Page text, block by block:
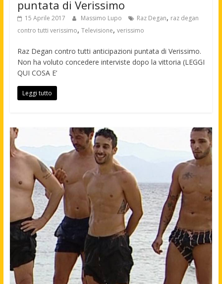
puntata di Verissimo
15 Aprile 2017 Massimo Lupo Raz Degan, raz degan
contro tutti verissimo, Televisione, verissimo
Raz Degan contro tutti anticipazioni puntata di Verissimo.
Non ha voluto concedere interviste dopo la vittoria (LEGGI
QUI COSA E’
Leggi tutto